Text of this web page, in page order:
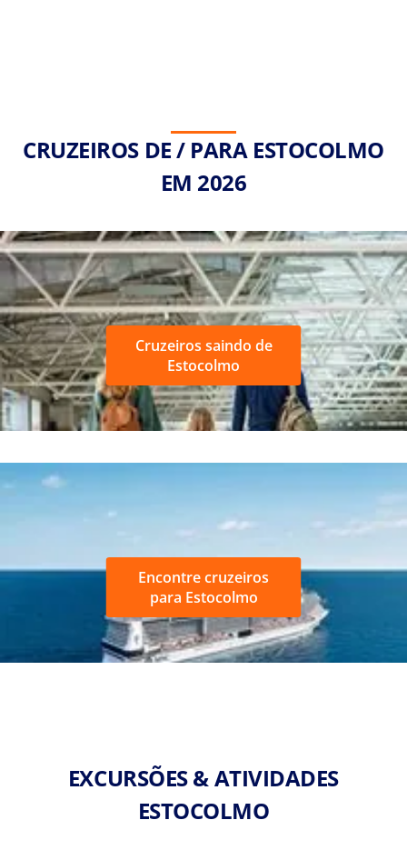
CRUZEIROS DE / PARA ESTOCOLMO
EM 2026
Cruzeiros saindo de
Estocolmo
Encontre cruzeiros
para Estocolmo
EXCURSÕES & ATIVIDADES
ESTOCOLMO